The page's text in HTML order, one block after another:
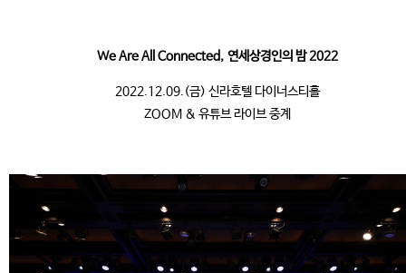
We Are All Connected, 연세상경인의 밤 2022
2022.12.09.(금) 신라호텔 다이너스티홀
ZOOM & 유튜브 라이브 중계